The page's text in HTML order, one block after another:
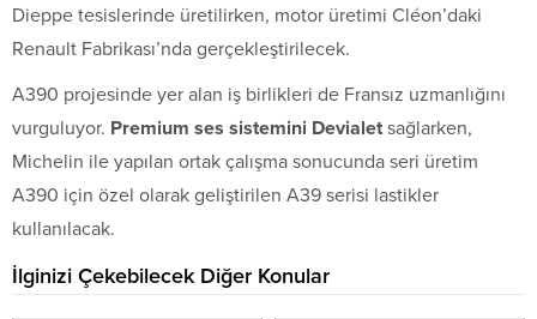
Dieppe tesislerinde üretilirken, motor üretimi Cléon’daki
Renault Fabrikası’nda gerçekleştirilecek.
A390 projesinde yer alan iş birlikleri de Fransız uzmanlığını
vurguluyor. Premium ses sistemini Devialet sağlarken,
Michelin ile yapılan ortak çalışma sonucunda seri üretim
A390 için özel olarak geliştirilen A39 serisi lastikler
kullanılacak.
İlginizi Çekebilecek Diğer Konular